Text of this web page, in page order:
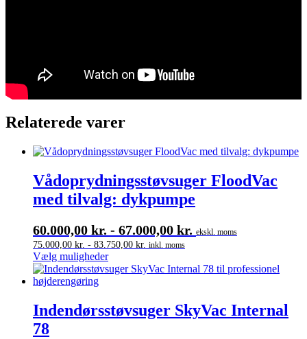
Relaterede varer
Vådoprydningsstøvsuger FloodVac
med tilvalg: dykpumpe
60.000,00 kr. - 67.000,00 kr. ekskl. moms
75.000,00 kr. - 83.750,00 kr. inkl. moms
Vælg mulighederDette
vare
varianter.
Mulighederne
Indendørsstøvsuger SkyVac Internal
78